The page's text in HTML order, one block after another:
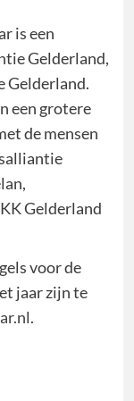
is een
Gelderland,
Gelderland.
een grotere
de mensen
Gelderland
voor de
jaar zijn te
.